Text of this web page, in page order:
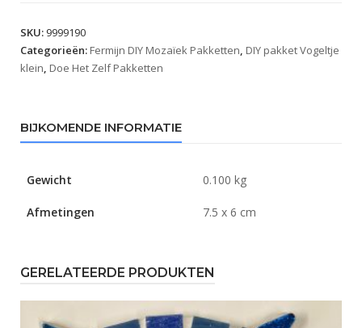
SKU: 9999190
Categorieën: Fermijn DIY Mozaïek Pakketten, DIY pakket Vogeltje
klein, Doe Het Zelf Pakketten
BIJKOMENDE INFORMATIE
Gewicht 0.100 kg
Afmetingen 7.5 x 6 cm
GERELATEERDE PRODUKTEN